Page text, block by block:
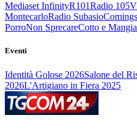
Mediaset InfinityR101Radio 105
MontecarloRadio Subasio
PorroNon SprecareCotto e
Eventi
Identità Golose 2026Salone del
2026L'Artigiano in Fiera 2025